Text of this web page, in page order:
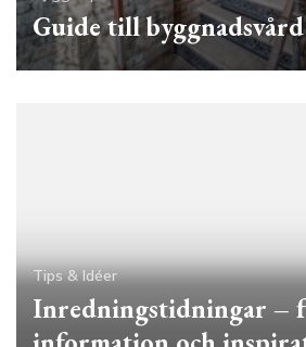
Guide till byggnadsvård
Tips & Idéer
Inredningstidningar –